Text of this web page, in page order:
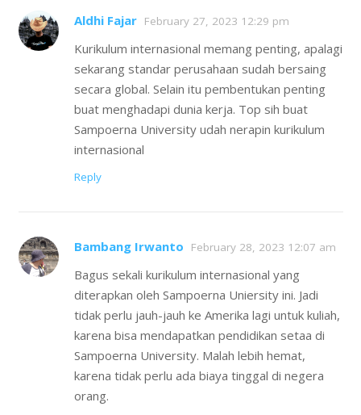
Aldhi Fajar February 27, 2023 12:29 pm
Kurikulum internasional memang penting, apalagi
sekarang standar perusahaan sudah bersaing
secara global. Selain itu pembentukan penting
buat menghadapi dunia kerja. Top sih buat
Sampoerna University udah nerapin kurikulum
internasional
Reply
Bambang Irwanto February 28, 2023 12:07 am
Bagus sekali kurikulum internasional yang
diterapkan oleh Sampoerna Uniersity ini. Jadi
tidak perlu jauh-jauh ke Amerika lagi untuk kuliah,
karena bisa mendapatkan pendidikan setaa di
Sampoerna University. Malah lebih hemat,
karena tidak perlu ada biaya tinggal di negera
orang.